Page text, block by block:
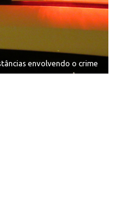
envolvendo o crime